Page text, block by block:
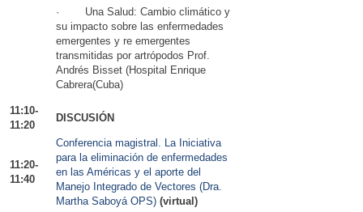
· Una Salud: Cambio climático y
su impacto sobre las enfermedades
emergentes y re emergentes
transmitidas por artrópodos Prof.
Andrés Bisset (Hospital Enrique
Cabrera(Cuba)
11:10-
11:20
DISCUSIÓN
11:20-
11:40
Conferencia magistral. La Iniciativa
para la eliminación de enfermedades
en las Américas y el aporte del
Manejo Integrado de Vectores (Dra.
Martha Saboyá OPS) (virtual)